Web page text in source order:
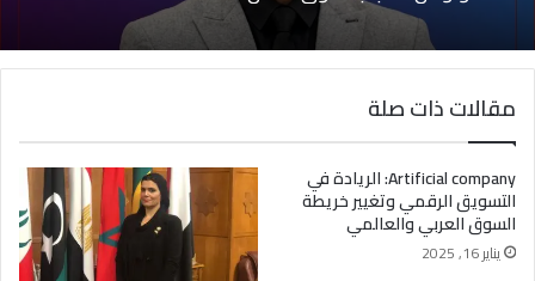
مقالات ذات صلة
Artificial company: الريادة في
التسويق الرقمي وتغيير خريطة
السوق العربي والعالمي
يناير 16, 2025